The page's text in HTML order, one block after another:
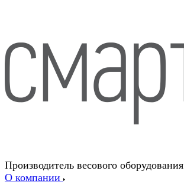
Производитель весового оборудования
О компании